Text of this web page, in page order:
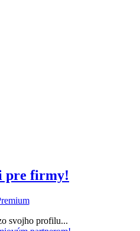
pre firmy!
svojho profilu...